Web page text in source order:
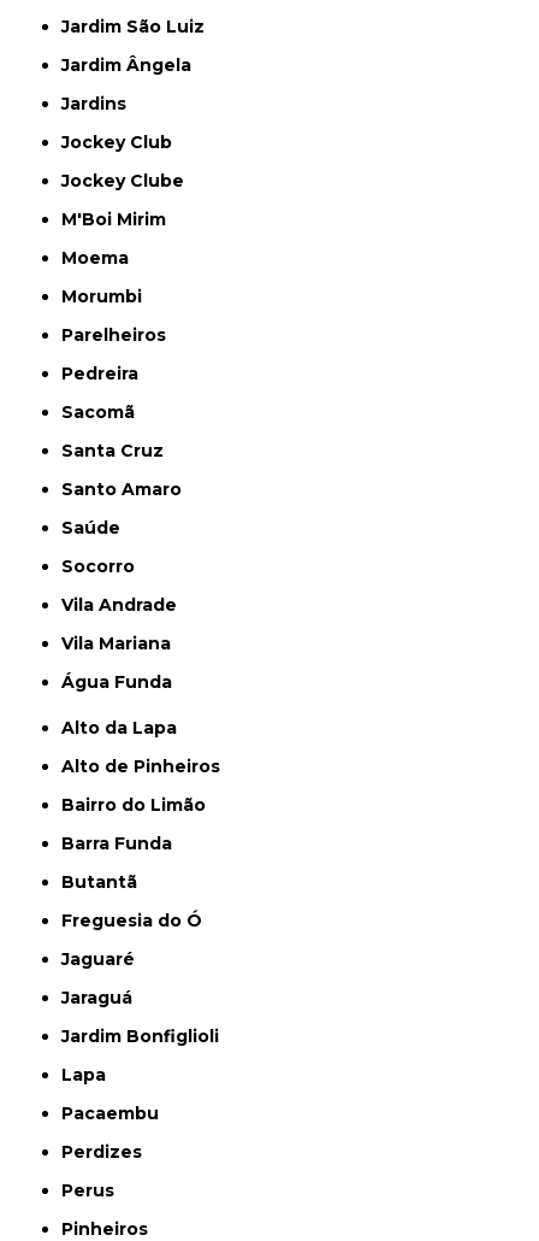
Jardim São Luiz
Jardim Ângela
Jardins
Jockey Club
Jockey Clube
M'Boi Mirim
Moema
Morumbi
Parelheiros
Pedreira
Sacomã
Santa Cruz
Santo Amaro
Saúde
Socorro
Vila Andrade
Vila Mariana
Água Funda
Alto da Lapa
Alto de Pinheiros
Bairro do Limão
Barra Funda
Butantã
Freguesia do Ó
Jaguaré
Jaraguá
Jardim Bonfiglioli
Lapa
Pacaembu
Perdizes
Perus
Pinheiros